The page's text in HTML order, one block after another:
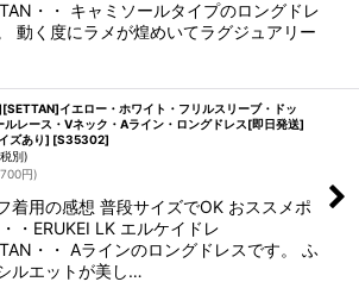
・・ キャミソールタイプのロングドレ
動く度にラメが煌めいてラグジュアリー
イエロー・ホワイト・フリルスリーブ・ドッ
ルレース・Vネック・Aライン・ロングドレス[即日発送]
ズあり] [S35302]
別)
円)
着用の感想 普段サイズでOK おススメポ
・ERUKEI LK エルケイドレ
・・ Aラインのロングドレスです。 ふ
ルエットが美し…